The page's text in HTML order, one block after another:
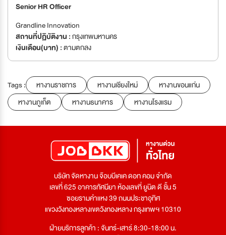
Senior HR Officer
Grandline Innovation
สถานที่ปฏิบัติงาน :กรุงเทพมหานคร
เงินเดือน(บาท) :ตามตกลง
Tags : หางานราชการ หางานเชียงใหม่
หางานขอนแก่น
หางานภูเก็ต
หางานธนาคาร หางานโรงแรม
บริษัท จัดหางาน จ๊อบบีเคเค ดอท คอม จำกัด
เลขที่ 625 อาคารทัศนียา ห้องเลขที่ ยูนิต ดี ชั้น 5
ซอยรามคำแหง 39 ถนนประชาอุทิศ
แขวงวังทองหลางเขตวังทองหลาง กรุงเทพฯ 10310
ฝ่ายบริการลูกค้า : จันทร์-เสาร์ 8:30-18:00 น.